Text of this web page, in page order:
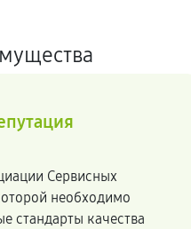
Сервисных
необходимо
стандарты качества